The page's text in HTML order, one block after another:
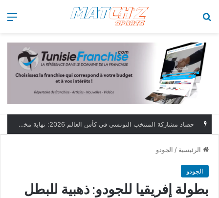
حصاد مشاركة المنتخب التونسي في كأس العالم 2026: نهاية مخيبة وطموحات مؤجلة
الرئيسية / الجودو
الجودو
بطولة إفريقيا للجودو: ذهبية للبطل